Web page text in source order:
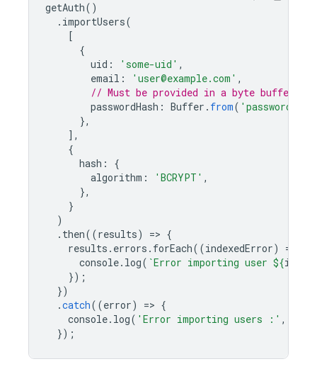
getAuth()
. importUsers(
[
{
uid : 'some-uid' ,
email : 'user@example.com' ,
// Must be provided in a byte buffer.
passwordHash : Buffer . from( 'password-
},
],
{
hash :
{
algorithm : 'BCRYPT' ,
},
}
)
. then((results) => {
results . errors . forEach((indexedError) =
console. log( `Error importing user ${
});
})
.catch((error) => {
console. log( 'Error importing users :' ,
});